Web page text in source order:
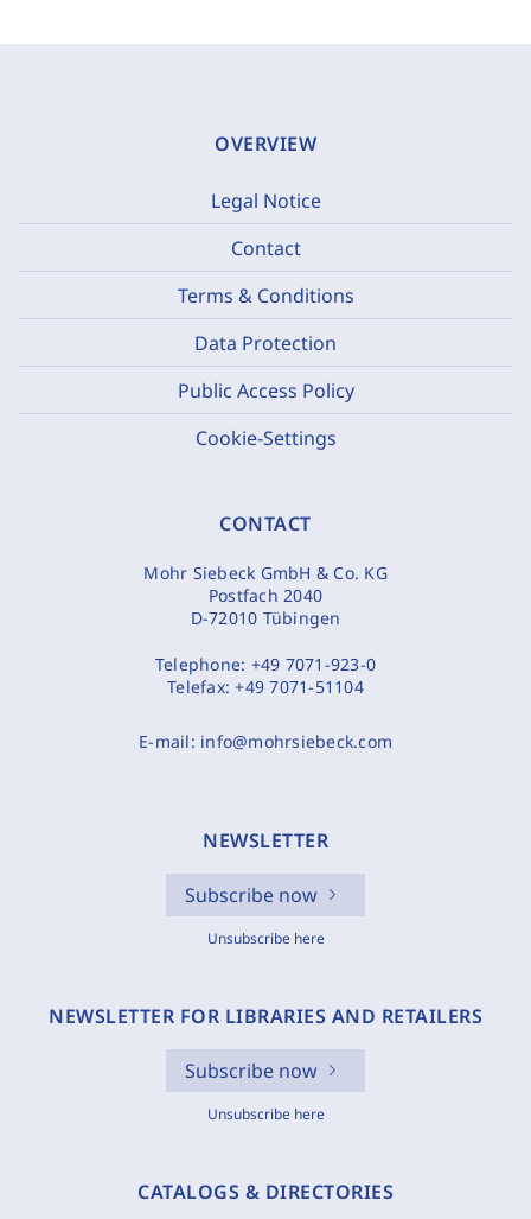
OVERVIEW
Legal Notice
Contact
Terms & Conditions
Data Protection
Public Access Policy
Cookie-Settings
CONTACT
Mohr Siebeck GmbH & Co. KG
Postfach 2040
D-72010 Tübingen
Telephone: +49 7071-923-0
Telefax:+49 7071-51104
E-mail: info@mohrsiebeck.com
NEWSLETTER
Subscribe now
Unsubscribe here
NEWSLETTER FOR LIBRARIES AND RETAILERS
Subscribe now
Unsubscribe here
CATALOGS & DIRECTORIES